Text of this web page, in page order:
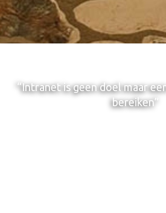
“Intranet is geen doel maar
bereiken”